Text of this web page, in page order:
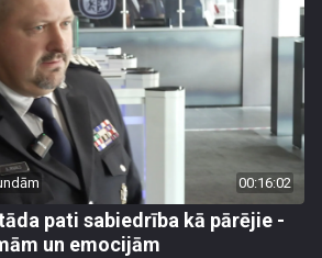
00:16:02
pati sabiedrība kā pārējie -
un emocijām